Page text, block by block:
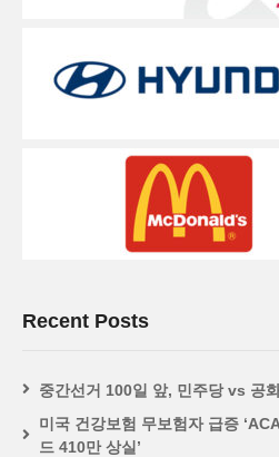
Recent Posts
중간선거 100일 앞, 민주당 vs 공
미국 건강보험 무보험자 급증
드 410만 상실’